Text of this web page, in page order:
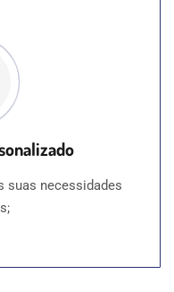
suas necessidades